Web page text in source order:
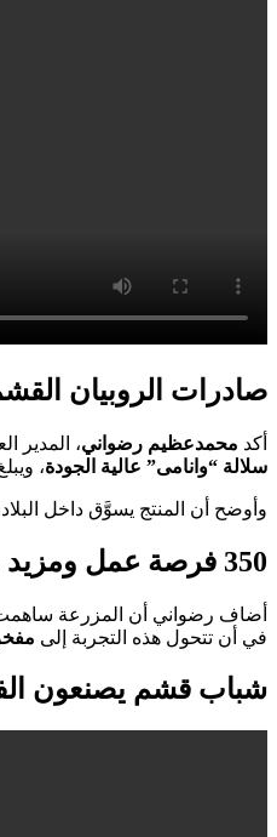
صادرات الروبيان
أكد محمدعظیم رضواني، المدير
سلالة “وانامی” عالية الجودة،
وأوضح أن المنتج يسوَّق داخل
350 فرصة عمل ومزید من التوسع المستقبلي
أضاف رضواني أن المزرعة
في أن تتحول هذه التجربة إلى
شباب قشم يصنعون الفارق: إنتاج 550 طنًا من روبيان